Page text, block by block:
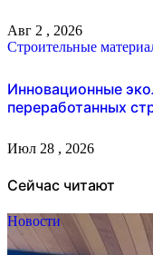
Авг 2 , 2026
Строительные
Инновационные
переработанных
Июл 28 , 2026
Сейчас читают
Новости